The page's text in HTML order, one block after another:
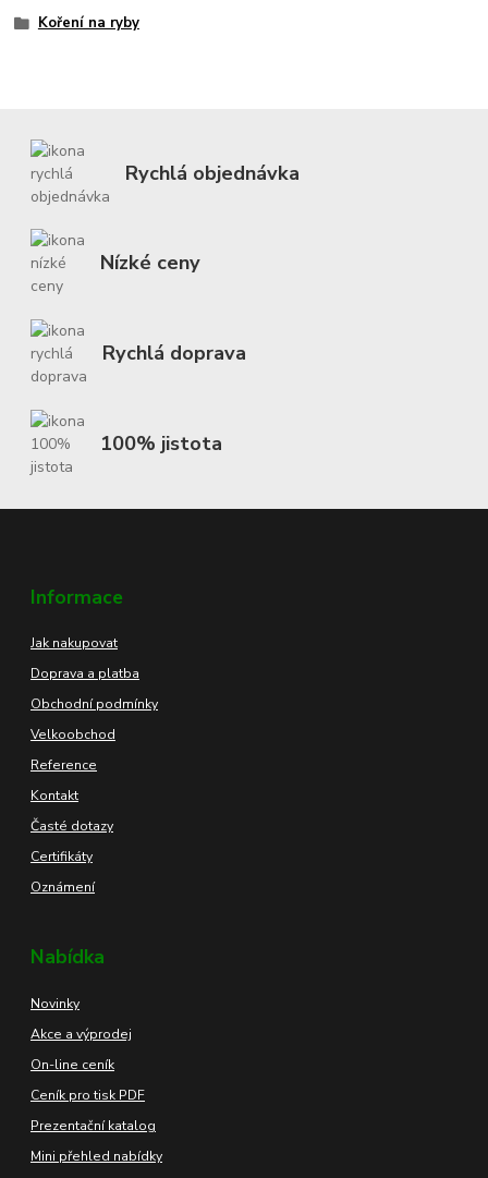
Koření na ryby
Rychlá objednávka
Nízké ceny
Rychlá doprava
100% jistota
Informace
Jak nakupovat
Doprava a platba
Obchodní podmínky
Velkoobchod
Reference
Kontakt
Časté dotazy
Certifikáty
Oznámení
Nabídka
Novinky
Akce a výprodej
On-line ceník
Ceník pro tisk PDF
Prezentační katalog
Mini přehled nabídky